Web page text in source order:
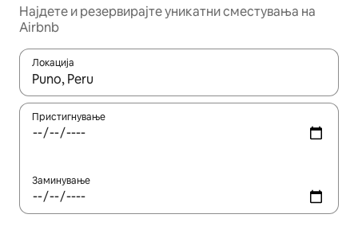
Најдете и резервирајте уникатни сместувања на
Airbnb
Локација
Кога резултатите се достапни, движете се со копчињата
Пристигнување
Заминување